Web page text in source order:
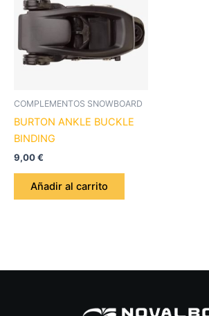
COMPLEMENTOS SNOWBOARD
BURTON ANKLE BUCKLE
BINDING
9,00€
Añadir al carrito